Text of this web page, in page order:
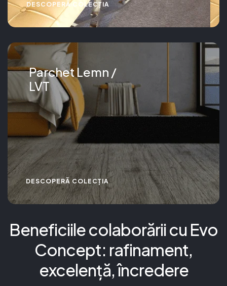
DESCOPERĂ COLECȚIA
Parchet Lemn /
LVT
DESCOPERĂ COLECȚIA
Beneficiile colaborării cu Evo
Concept: rafinament,
excelență, încredere